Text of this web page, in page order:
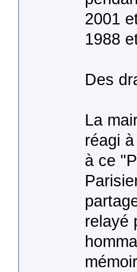
2001
1988
Des
La
réagi
à ce
relayé